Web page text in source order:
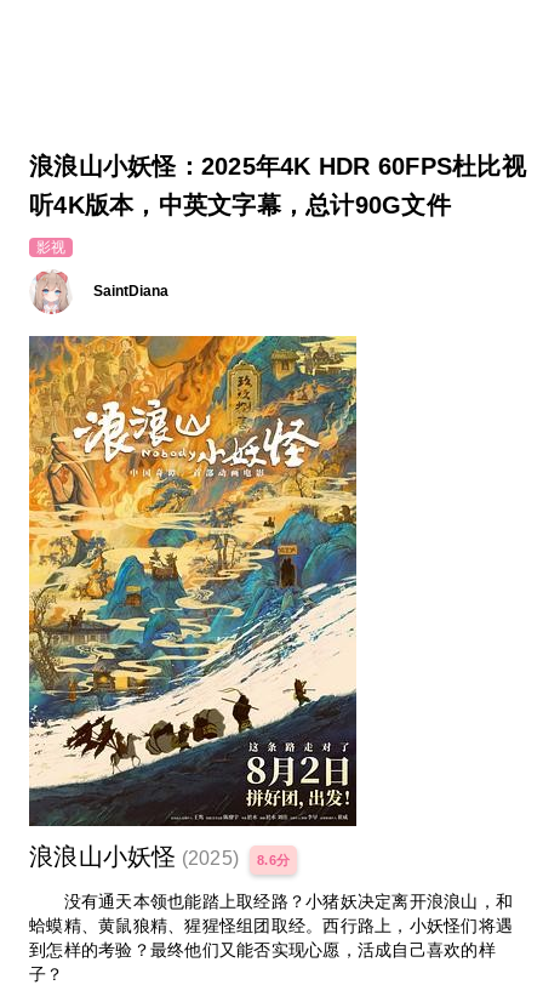
浪浪山小妖怪：2025年4K HDR 60FPS杜比视
听4K版本，中英文字幕，总计90G文件
影视
SaintDiana
浪浪山小妖怪 (2025) 8.6分
没有通天本领也能踏上取经路？小猪妖决定离开浪浪山，和
蛤蟆精、黄鼠狼精、猩猩怪组团取经。西行路上，小妖怪们将遇
到怎样的考验？最终他们又能否实现心愿，活成自己喜欢的样
子？